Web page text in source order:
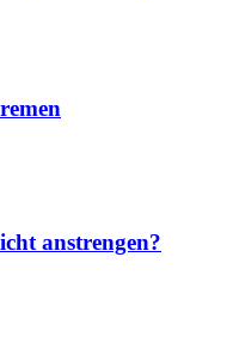
anstrengen?